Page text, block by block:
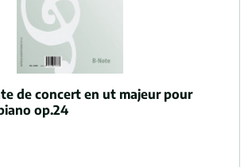
de concert en ut majeur pour
op.24